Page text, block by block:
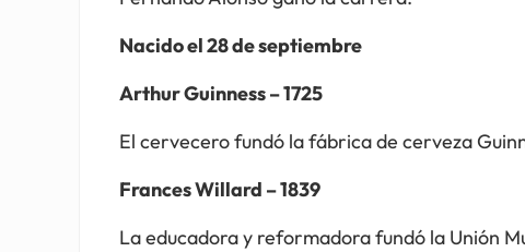
Nacido el 28 de septiembre
Arthur Guinness – 1725
El cervecero fundó la fábrica de cerveza
Frances Willard – 1839
La educadora y reformadora fundó la Unión